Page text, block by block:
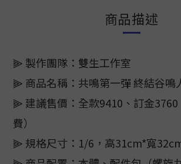
商品描述
⫸ 製作團隊：雙生工作室
⫸ 商品名稱：共鳴第一彈 終結谷鳴
⫸ 建議售價：全款9410、訂金3760
費）
⫸ 規格尺寸：1/6，高31cm*寬